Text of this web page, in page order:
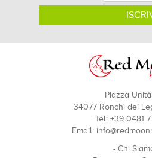
Piazza
34077 Ronchi dei
Tel: +39 0481
Email:
- Chi